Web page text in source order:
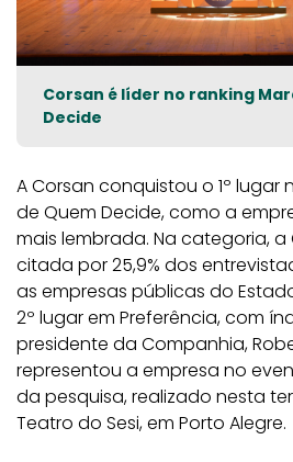
Corsan é líder no ranking
Decide
A Corsan conquistou o 1º
de Quem Decide, como a
mais lembrada. Na categoria,
citada por 25,9% dos
as empresas públicas do
2º lugar em Preferência, com
presidente da Companhia,
representou a empresa no
da pesquisa, realizado nesta
Teatro do Sesi, em Porto Alegre.